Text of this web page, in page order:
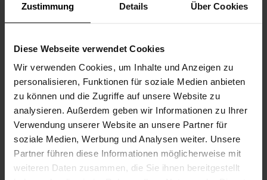
Zustimmung Details Über Cookies
Diese Webseite verwendet Cookies
Wir verwenden Cookies, um Inhalte und Anzeigen zu
personalisieren, Funktionen für soziale Medien anbieten
zu können und die Zugriffe auf unsere Website zu
analysieren. Außerdem geben wir Informationen zu Ihrer
Verwendung unserer Website an unsere Partner für
soziale Medien, Werbung und Analysen weiter. Unsere
Partner führen diese Informationen möglicherweise mit
weiteren Daten zusammen, die Sie ihnen bereitgestellt
Premium